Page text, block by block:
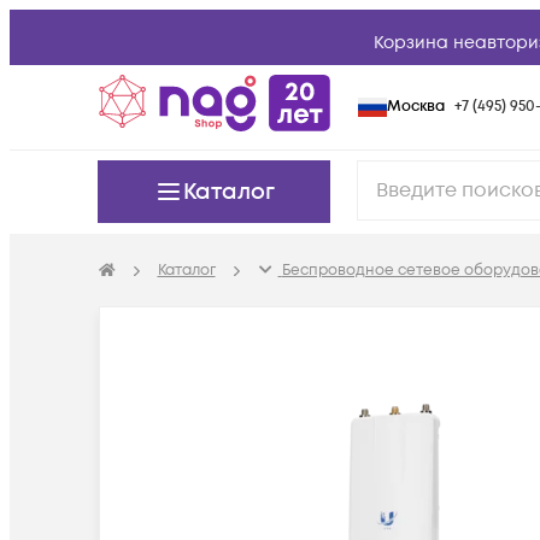
Корзина
Москва +7 (495) 950-
Каталог
Каталог Беспроводное сетевое